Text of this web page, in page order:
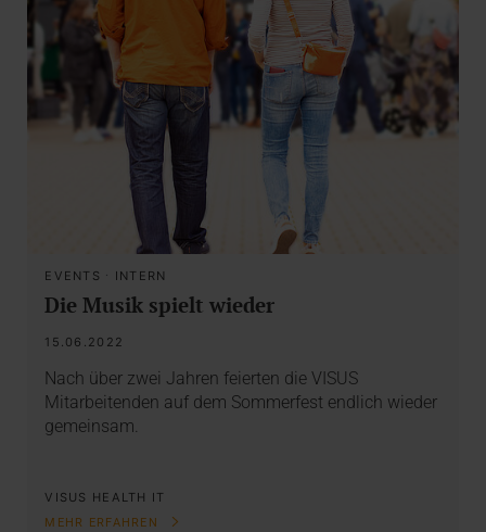
EVENTS · INTERN
Die Musik spielt wieder
15.06.2022
Nach über zwei Jahren feierten die VISUS
Mitarbeitenden auf dem Sommerfest endlich wieder
gemeinsam.
VISUS HEALTH IT
MEHR ERFAHREN